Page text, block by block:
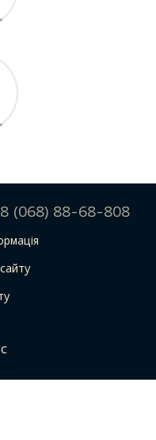
(068) 88-68-808